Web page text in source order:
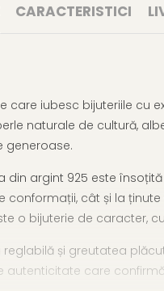
CARACTERISTICI
care iubesc bijuteriile cu
naturale de cultură,
generoase.
din argint 925 este
conformații, cât și la
o bijuterie de caracter,
și greutatea
autenticitate care